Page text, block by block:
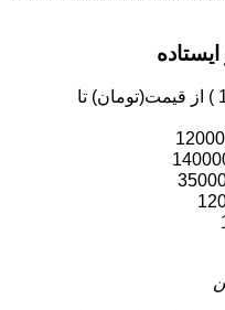
عنوان( به روز رسانی سال 1400 ) از قیمت(تومان) تا